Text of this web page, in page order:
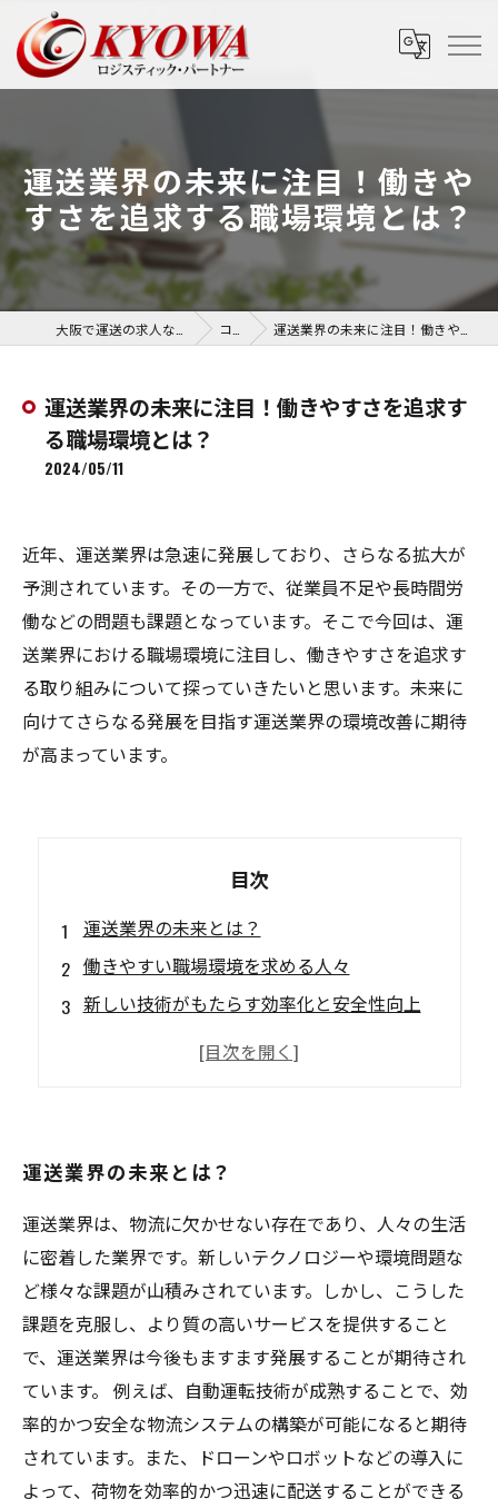
運送業界の未来に注目！働きや
すさを追求する職場環境とは？
コラム 運送業界の未来に注目！働きやすさを追求する職場環境とは？
運送業界の未来に注目！働きやすさを追求す
る職場環境とは？
2024/05/11
近年、運送業界は急速に発展しており、さらなる拡大が
予測されています。その一方で、従業員不足や長時間労
働などの問題も課題となっています。そこで今回は、運
送業界における職場環境に注目し、働きやすさを追求す
る取り組みについて探っていきたいと思います。未来に
向けてさらなる発展を目指す運送業界の環境改善に期待
が高まっています。
目次
運送業界の未来とは？
働きやすい職場環境を求める人々
新しい技術がもたらす効率化と安全性向上
社員の声を反映した改善策が進む職場
運送業界の未来とは？
運送業界は、物流に欠かせない存在であり、人々の生活
に密着した業界です。新しいテクノロジーや環境問題な
ど様々な課題が山積みされています。しかし、こうした
課題を克服し、より質の高いサービスを提供すること
で、運送業界は今後もますます発展することが期待され
ています。 例えば、自動運転技術が成熟することで、効
率的かつ安全な物流システムの構築が可能になると期待
されています。また、ドローンやロボットなどの導入に
よって、荷物を効率的かつ迅速に配送することができる